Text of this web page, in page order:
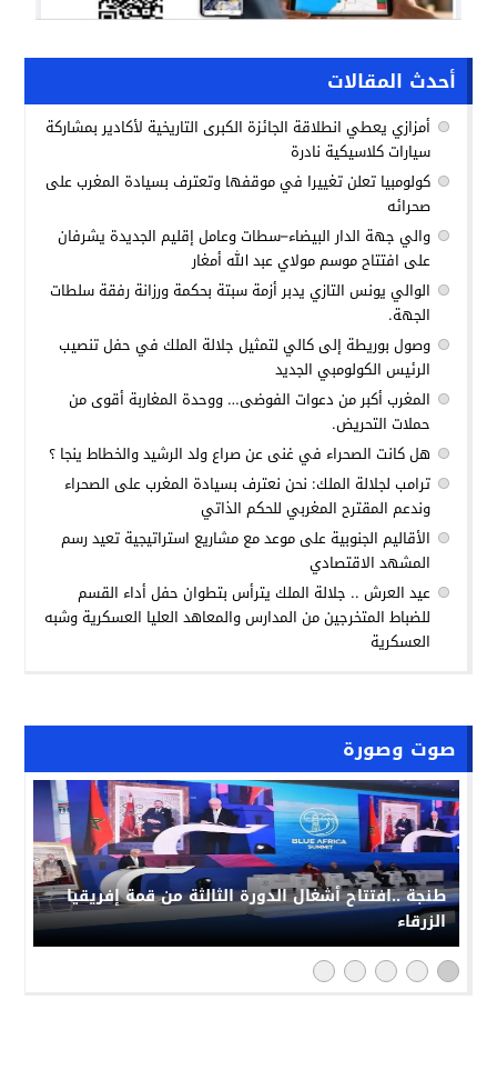
صوت وصورة
طنجة ..افتتاح أشغال الدورة الثالثة من قمة إفريقيا
الزرقاء
أحدث المقالات
أمزازي يعطي انطلاقة الجائزة الكبرى التاريخية لأكادير بمشاركة
سيارات كلاسيكية نادرة
كولومبيا تعلن تغييرا في موقفها وتعترف بسيادة المغرب على
صحرائه
والي جهة الدار البيضاء–سطات وعامل إقليم الجديدة يشرفان
على افتتاح موسم مولاي عبد الله أمغار
الوالي يونس التازي يدبر أزمة سبتة بحكمة ورزانة رفقة سلطات
الجهة.
وصول بوريطة إلى كالي لتمثيل جلالة الملك في حفل تنصيب
الرئيس الكولومبي الجديد
المغرب أكبر من دعوات الفوضى… ووحدة المغاربة أقوى من
حملات التحريض.
هل كانت الصحراء في غنى عن صراع ولد الرشيد والخطاط ينجا ؟
ترامب لجلالة الملك: نحن نعترف بسيادة المغرب على الصحراء
وندعم المقترح المغربي للحكم الذاتي
الأقاليم الجنوبية على موعد مع مشاريع استراتيجية تعيد رسم
المشهد الاقتصادي
عيد العرش .. جلالة الملك يترأس بتطوان حفل أداء القسم
للضباط المتخرجين من المدارس والمعاهد العليا العسكرية وشبه
العسكرية